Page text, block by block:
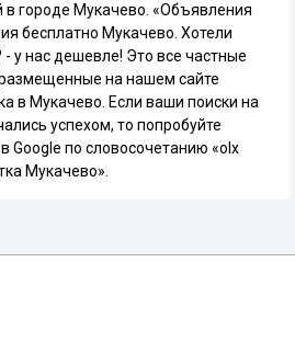
в городе Мукачево. «Объявления
бесплатно Мукачево. Хотели
у нас дешевле! Это все частные
на нашем сайте
в Мукачево. Если ваши поиски на
успехом, то попробуйте
Google по словосочетанию «olx
Мукачево».